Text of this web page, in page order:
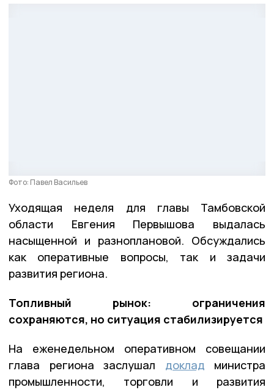
Фото: Павел Васильев
Уходящая неделя для главы Тамбовской
области Евгения Первышова выдалась
насыщенной и разноплановой. Обсуждались
как оперативные вопросы, так и задачи
развития региона.
Топливный рынок: ограничения
сохраняются, но ситуация стабилизируется
На еженедельном оперативном совещании
глава региона заслушал доклад министра
промышленности, торговли и развития